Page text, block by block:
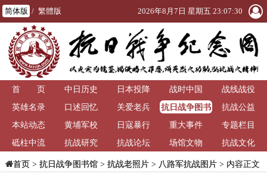
简体版 / 繁體版 2026年8月7日 星期五 23:07:31
首 页 中日历史 日本投降 战时中国
战线战役
英雄名录
口述回忆 关爱老兵
抗日战争图书
馆
抗战公益
本站动态
黄埔军校 日寇暴行 重大事件
专题栏目
砥柱中流
抗战研究 抗战论坛 场馆文物 抗战文化
首页> 抗日战争图书馆> 抗战老照片> 八路军抗战图片> 内容正文